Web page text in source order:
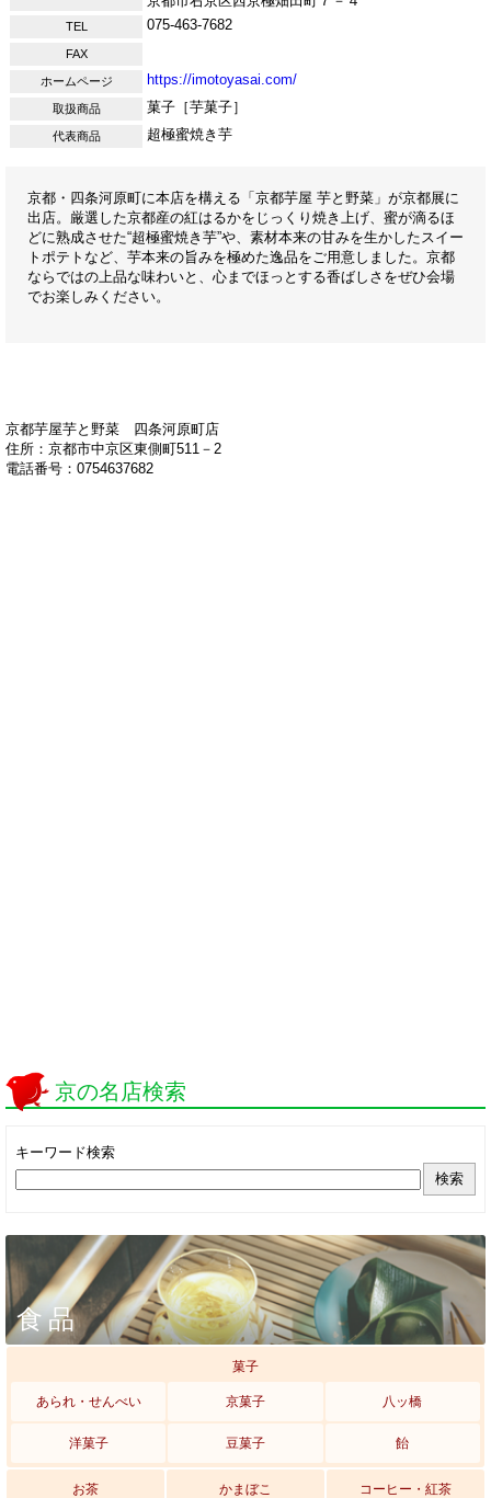
TEL 075-463-7682
FAX
ホームページ https://imotoyasai.com/
取扱商品 菓子［芋菓子］
代表商品 超極蜜焼き芋
京都・四条河原町に本店を構える「京都芋屋 芋と野菜」が京都展に
出店。厳選した京都産の紅はるかをじっくり焼き上げ、蜜が滴るほ
どに熟成させた“超極蜜焼き芋”や、素材本来の甘みを生かしたスイー
トポテトなど、芋本来の旨みを極めた逸品をご用意しました。京都
ならではの上品な味わいと、心までほっとする香ばしさをぜひ会場
でお楽しみください。
京都芋屋芋と野菜 四条河原町店
住所：京都市中京区東側町511－2
電話番号：0754637682
京の名店検索
キーワード検索
食品
菓子
あられ・せんべい 京菓子 八ッ橋
洋菓子 豆菓子 飴
お茶 かまぼこ コーヒー・紅茶